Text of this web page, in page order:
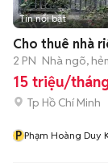
Tin nổi bật
Cho thuê nhà
2 PN Nhà ngõ,
15 triệu/
Tp Hồ Chí Minh
P Phạm Hoàng Duy